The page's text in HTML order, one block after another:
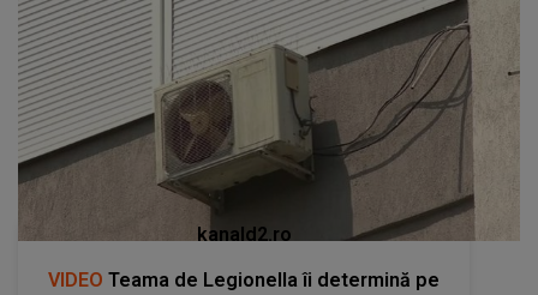
kanald2.ro
VIDEO Teama de Legionella îi determină pe